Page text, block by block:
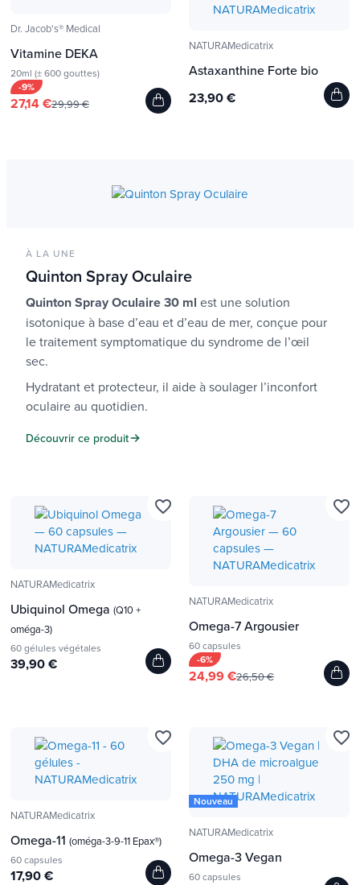
Dr. Jacob's® Medical
Vitamine DEKA
20ml (± 600 gouttes)
-9%
27,14 €29,99 €
NATURAMedicatrix
Astaxanthine Forte bio
23,90 €
À LA UNE
Quinton Spray Oculaire
Quinton Spray Oculaire 30 ml est une solution
isotonique à base d’eau et d’eau de mer, conçue pour
le traitement symptomatique du syndrome de l’œil
sec.
Hydratant et protecteur, il aide à soulager l’inconfort
oculaire au quotidien.
Découvrir ce produit
NATURAMedicatrix
Ubiquinol Omega (Q10 +
oméga-3)
60 gélules végétales
39,90 €
favorite_border
NATURAMedicatrix
Omega-7 Argousier
60 capsules
-6%
24,99 €26,50 €
favorite_border
NATURAMedicatrix
Omega-11 (oméga-3-9-11 Epax®)
60 capsules
17,90 €
favorite_border
Nouveau
NATURAMedicatrix
Omega-3 Vegan
60 capsules
favorite_border